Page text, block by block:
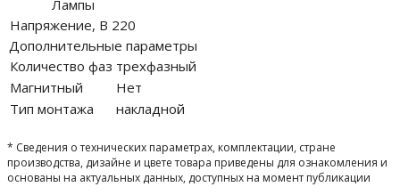
Лампы
Напряжение, В 220
Дополнительные параметры
Количество фаз трехфазный
Магнитный
Нет
Тип монтажа
накладной
* Сведения о технических параметрах, комплектации, стране
производства, дизайне и цвете товара приведены для ознакомления и
основаны на актуальных данных, доступных на момент публикации